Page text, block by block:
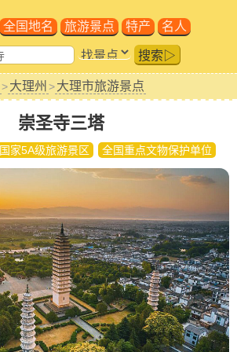
全国地名 旅游景点 特产 名人
搜索▷
>大理州 >大理市旅游景点
崇圣寺三塔
国家5A级旅游景区 全国重点文物保护单位